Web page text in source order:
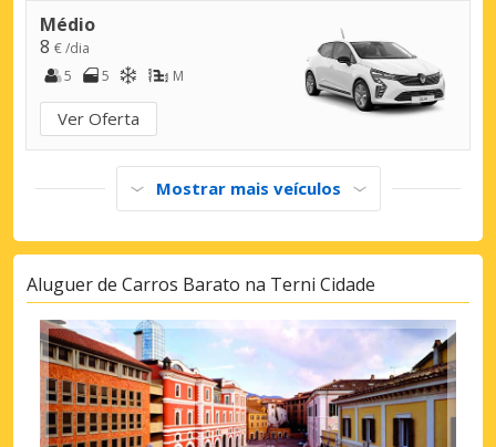
Médio
8 € /dia
5
5 M
Ver Oferta
Mostrar mais veículos
Aluguer de Carros Barato na Terni Cidade